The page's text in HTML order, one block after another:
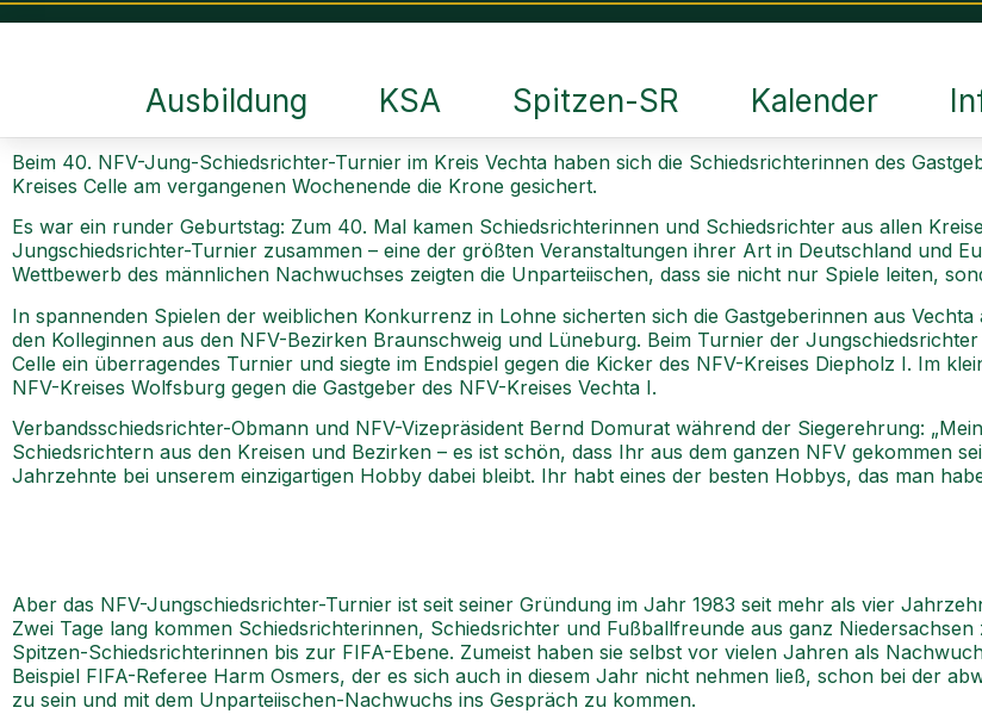
Ausbildung KSA Spitzen-SR Kalender
Beim 40. NFV-Jung-Schiedsrichter-Turnier im Kreis Vechta haben sich die Schiedsrichterinnen des
Kreises Celle am vergangenen Wochenende die Krone gesichert.
Es war ein runder Geburtstag: Zum 40. Mal kamen Schiedsrichterinnen und Schiedsrichter aus allen
Jungschiedsrichter-Turnier zusammen – eine der größten Veranstaltungen ihrer Art in Deutschland und
Wettbewerb des männlichen Nachwuchses zeigten die Unparteiischen, dass sie nicht nur Spiele leiten,
In spannenden Spielen der weiblichen Konkurrenz in Lohne sicherten sich die Gastgeberinnen aus
den Kolleginnen aus den NFV-Bezirken Braunschweig und Lüneburg. Beim Turnier der
Celle ein überragendes Turnier und siegte im Endspiel gegen die Kicker des NFV-Kreises Diepholz I. Im
NFV-Kreises Wolfsburg gegen die Gastgeber des NFV-Kreises Vechta I.
Verbandsschiedsrichter-Obmann und NFV-Vizepräsident Bernd Domurat während der Siegerehrung:
Schiedsrichtern aus den Kreisen und Bezirken – es ist schön, dass Ihr aus dem ganzen NFV gekommen
Jahrzehnte bei unserem einzigartigen Hobby dabei bleibt. Ihr habt eines der besten Hobbys, das man
Aber das NFV-Jungschiedsrichter-Turnier ist seit seiner Gründung im Jahr 1983 seit mehr als vier
Zwei Tage lang kommen Schiedsrichterinnen, Schiedsrichter und Fußballfreunde aus ganz
Spitzen-Schiedsrichterinnen bis zur FIFA-Ebene. Zumeist haben sie selbst vor vielen Jahren als
Beispiel FIFA-Referee Harm Osmers, der es sich auch in diesem Jahr nicht nehmen ließ, schon bei der
zu sein und mit dem Unparteiischen-Nachwuchs ins Gespräch zu kommen.